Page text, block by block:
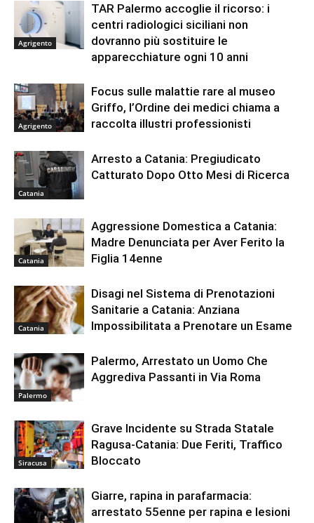
Agrigento
TAR Palermo accoglie il ricorso: i
centri radiologici siciliani non
dovranno più sostituire le
apparecchiature ogni 10 anni
Agrigento
Focus sulle malattie rare al museo
Griffo, l’Ordine dei medici chiama a
raccolta illustri professionisti
Catania
Arresto a Catania: Pregiudicato
Catturato Dopo Otto Mesi di Ricerca
Catania
Aggressione Domestica a Catania:
Madre Denunciata per Aver Ferito la
Figlia 14enne
Catania
Disagi nel Sistema di Prenotazioni
Sanitarie a Catania: Anziana
Impossibilitata a Prenotare un Esame
Palermo
Palermo, Arrestato un Uomo Che
Aggrediva Passanti in Via Roma
Siracusa
Grave Incidente su Strada Statale
Ragusa-Catania: Due Feriti, Traffico
Bloccato
Giarre, rapina in parafarmacia:
arrestato 55enne per rapina e lesioni